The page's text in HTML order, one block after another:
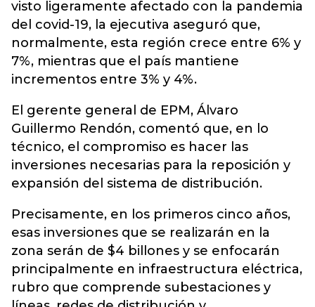
visto ligeramente afectado con la pandemia
del covid-19, la ejecutiva aseguró que,
normalmente, esta región crece entre 6% y
7%, mientras que el país mantiene
incrementos entre 3% y 4%.
El gerente general de EPM, Álvaro
Guillermo Rendón, comentó que, en lo
técnico, el compromiso es hacer las
inversiones necesarias para la reposición y
expansión del sistema de distribución.
Precisamente, en los primeros cinco años,
esas inversiones que se realizarán en la
zona serán de $4 billones y se enfocarán
principalmente en infraestructura eléctrica,
rubro que comprende subestaciones y